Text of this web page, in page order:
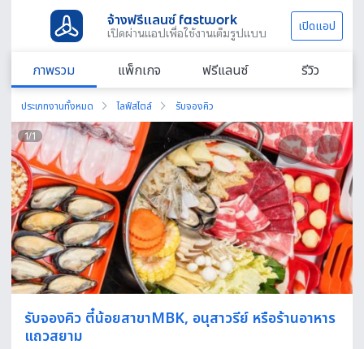
จ้างฟรีแลนซ์ fastwork
เปิดผ่านแอปเพื่อใช้งานเต็มรูปแบบ เปิดแอป
ภาพรวม แพ็กเกจ ฟรีแลนซ์ รีวิว
ประเภทงานทั้งหมด ไลฟ์สไตล์ รับจองคิว
1/1
รับจองคิว ตี๋น้อยสาขาMBK, อนุสาวรีย์ หรือร้านอาหาร
แถวสยาม